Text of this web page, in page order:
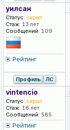
уилсан
Статус: скрыт
Стаж: 13 лет
Сообщений: 109
Рейтинг
Профиль ЛС
vintencio
Статус: скрыт
Стаж: 16 лет
Сообщений: 585
Рейтинг